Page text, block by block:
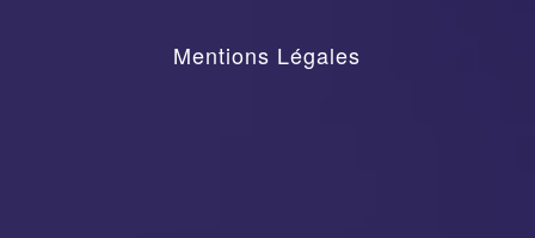
Mentions Légales